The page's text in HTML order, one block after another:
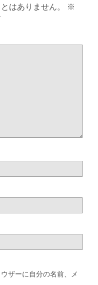
はありません。
※
ザーに自分の名前、メ